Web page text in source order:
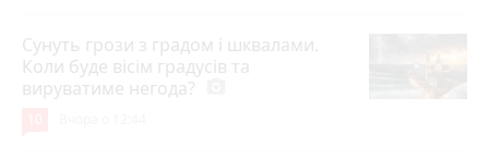
Сунуть грози з градом і шквалами.
Коли буде вісім градусів та
вируватиме негода?